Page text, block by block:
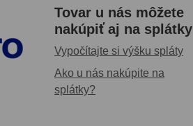
Tovar u nás môžete
nakúpiť aj na splátky
Vypočítajte si výšku spláty
Ako u nás nakúpite na
splátky?